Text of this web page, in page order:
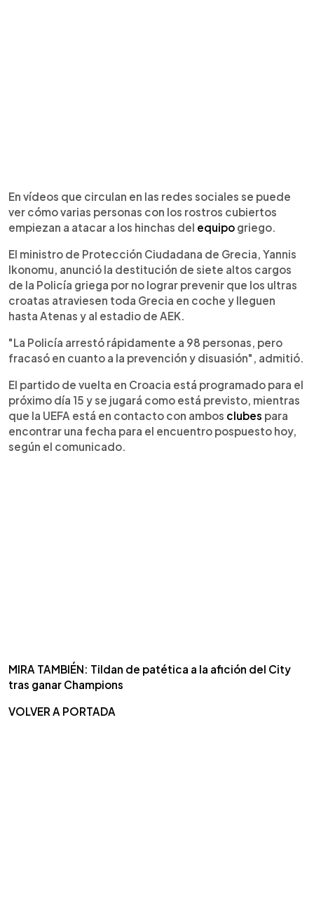
En vídeos que circulan en las redes sociales se puede
ver cómo varias personas con los rostros cubiertos
empiezan a atacar a los hinchas del equipo griego.
El ministro de Protección Ciudadana de Grecia, Yannis
Ikonomu, anunció la destitución de siete altos cargos
de la Policía griega por no lograr prevenir que los ultras
croatas atraviesen toda Grecia en coche y lleguen
hasta Atenas y al estadio de AEK.
"La Policía arrestó rápidamente a 98 personas, pero
fracasó en cuanto a la prevención y disuasión", admitió.
El partido de vuelta en Croacia está programado para el
próximo día 15 y se jugará como está previsto, mientras
que la UEFA está en contacto con ambos clubes para
encontrar una fecha para el encuentro pospuesto hoy,
según el comunicado.
MIRA TAMBIÉN: Tildan de patética a la afición del City
tras ganar Champions
VOLVER A PORTADA